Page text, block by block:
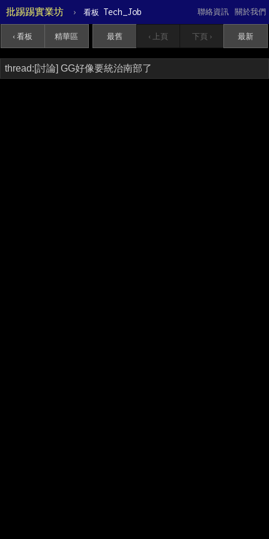
批踢踢實業坊 › 看板 Tech_Job 關於我們
聯絡資訊
‹ 看板 精華區 最舊 ‹ 上頁 下頁 › 最新